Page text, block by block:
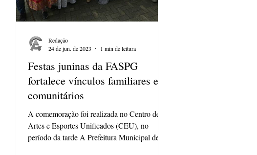
Festas juninas da FASPG
fortalece vínculos familiares e
comunitários
A comemoração foi realizada no Centro de
Artes e Esportes Unificados (CEU), no
período da tarde A Prefeitura Municipal de
Redação
24 de jun. de 2023
1 min de leitura